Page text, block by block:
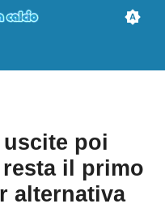
poi
resta il primo
alternativa